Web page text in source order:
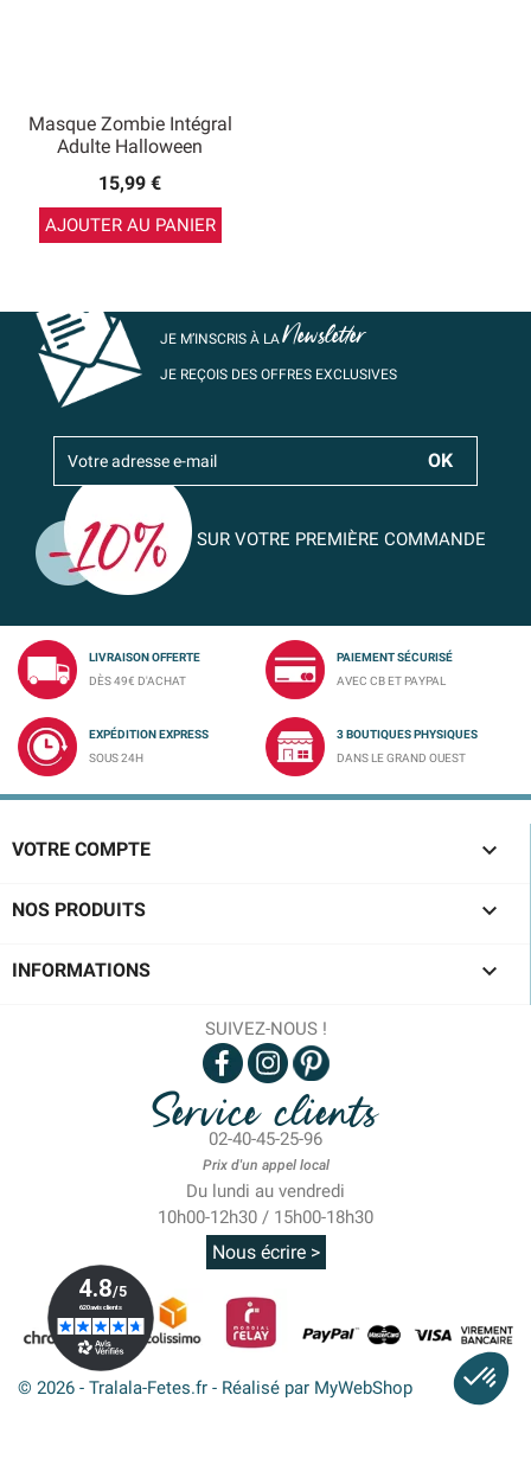
Masque Zombie Intégral
Adulte Halloween
15,99 €
AJOUTER AU PANIER
JE M’INSCRIS À LANewsletter
JE REÇOIS DES OFFRES EXCLUSIVES
SUR VOTRE PREMIÈRE COMMANDE
LIVRAISON OFFERTE
DÈS 49€ D'ACHAT
PAIEMENT SÉCURISÉ
AVEC CB ET PAYPAL
EXPÉDITION EXPRESS
SOUS 24H
3 BOUTIQUES PHYSIQUES
DANS LE GRAND OUEST
VOTRE COMPTE 
NOS PRODUITS 
INFORMATIONS 
SUIVEZ-NOUS !
Service clients
02-40-45-25-96
Prix d'un appel local
Du lundi au vendredi
10h00-12h30 / 15h00-18h30
Nous écrire >
© 2026 - Tralala-Fetes.fr - Réalisé par MyWebShop